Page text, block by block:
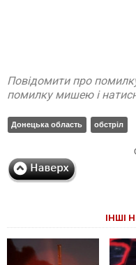
Повідомити про
помилку мишею і
Донецька область обстріл
ІНШІ